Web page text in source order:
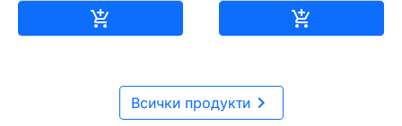
 
Всички продукти